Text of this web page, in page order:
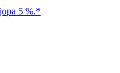
5 %.*